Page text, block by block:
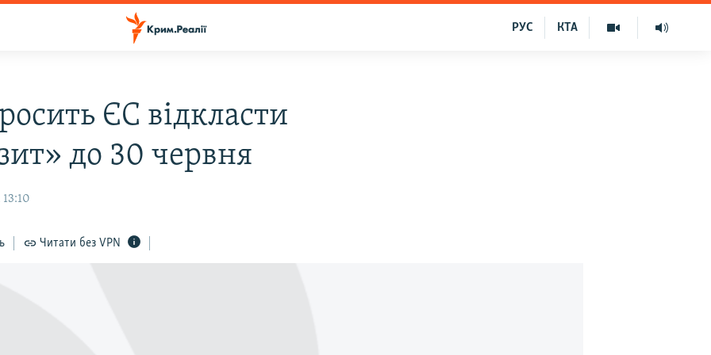
КТА
РУС
ЄС відкласти
до 30 червня
Читати без VPN